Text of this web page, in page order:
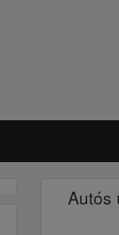
Autós